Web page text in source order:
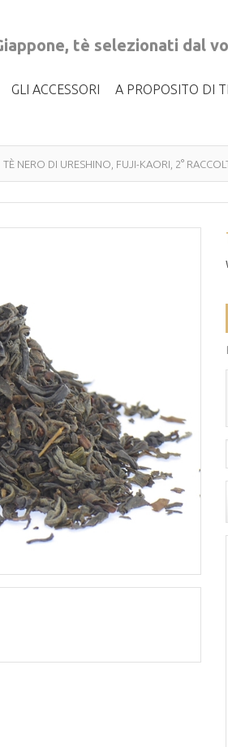
tè selezionati dal
GLI ACCESSORI A PROPOSITO DI
TÈ NERO DI URESHINO, FUJI-KAORI, 2°